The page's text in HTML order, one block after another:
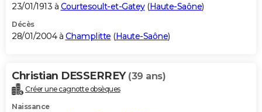
23/01/1913 à Courtesoult-et-Gatey(Haute-Saône)
Décès
28/01/2004 à Champlitte (Haute-Saône)
Christian DESSERREY (39 ans)
Créer une cagnotte obsèques
Naissance